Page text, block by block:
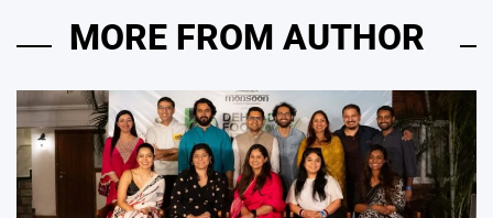
MORE FROM AUTHOR